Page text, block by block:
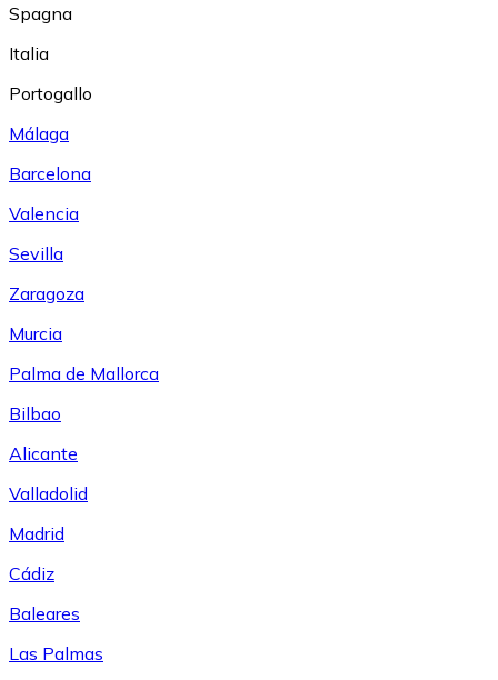
Spagna
Italia
Portogallo
Málaga
Barcelona
Valencia
Sevilla
Zaragoza
Murcia
Palma de Mallorca
Bilbao
Alicante
Valladolid
Madrid
Cádiz
Baleares
Las Palmas